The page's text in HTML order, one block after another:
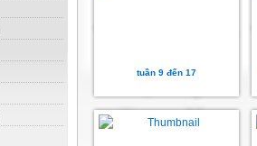
tuần 9 đến 17